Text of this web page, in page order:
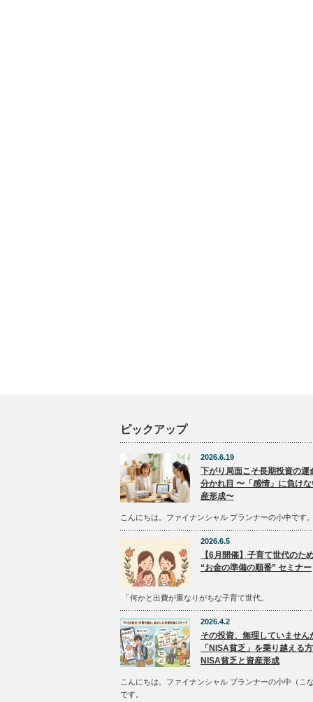
ピックアップ
2026.6.19
下がり局面こそ長期投資の運
分かれ目 〜「感情」に負け
産形成〜
こんにちは。ファイナンシャル プランナーの小中です。
2026.6.5
【6月開催】子育て世代のた
“お金の準備の順番” セミナー
「何かと出費が重なりがちな子育て世代。
2026.4.2
その投資、無理していません
「NISA貧乏」を乗り越える
NISA貧乏と資産形成
こんにちは。ファイナンシャル プランナーの小中（こな
です。